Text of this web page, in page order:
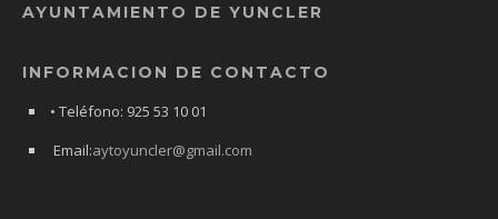
AYUNTAMIENTO DE YUNCLER
INFORMACION DE CONTACTO
• Teléfono: 925 53 10 01
Email:aytoyuncler@gmail.com